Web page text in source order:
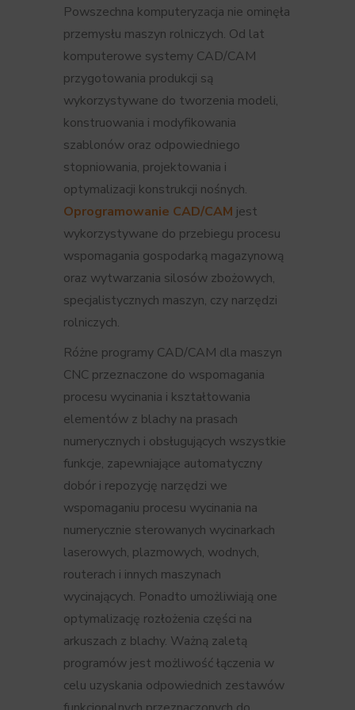
Powszechna komputeryzacja nie ominęła
przemysłu maszyn rolniczych. Od lat
komputerowe systemy CAD/CAM
przygotowania produkcji są
wykorzystywane do tworzenia modeli,
konstruowania i modyfikowania
szablonów oraz odpowiedniego
stopniowania, projektowania i
optymalizacji konstrukcji nośnych.
Oprogramowanie CAD/CAM jest
wykorzystywane do przebiegu procesu
wspomagania gospodarką magazynową
oraz wytwarzania silosów zbożowych,
specjalistycznych maszyn, czy narzędzi
rolniczych.
Różne programy CAD/CAM dla maszyn
CNC przeznaczone do wspomagania
procesu wycinania i kształtowania
elementów z blachy na prasach
numerycznych i obsługujących wszystkie
funkcje, zapewniające automatyczny
dobór i repozycję narzędzi we
wspomaganiu procesu wycinania na
numerycznie sterowanych wycinarkach
laserowych, plazmowych, wodnych,
routerach i innych maszynach
wycinających. Ponadto umożliwiają one
optymalizację rozłożenia części na
arkuszach z blachy. Ważną zaletą
programów jest możliwość łączenia w
celu uzyskania odpowiednich zestawów